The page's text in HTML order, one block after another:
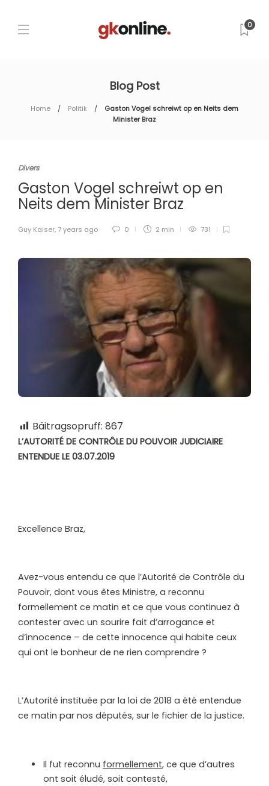
0
Blog Post
Home Politik
Gaston Vogel schreiwt op en Neits dem
Minister Braz
Divers
Gaston Vogel schreiwt op en
Neits dem Minister Braz
Guy Kaiser, 7 years ago 0 2 min 731
Bäitragsopruff: 867
L’AUTORITÉ DE CONTRÔLE DU POUVOIR JUDICIAIRE
ENTENDUE LE 03.07.2019
Excellence Braz,
Avez-vous entendu ce que l’Autorité de Contrôle du
Pouvoir, dont vous êtes Ministre, a reconnu
formellement ce matin et ce que vous continuez à
contester avec un sourire fait d’arrogance et
d’innocence – de cette innocence qui habite ceux
qui ont le bonheur de ne rien comprendre ?
L’Autorité instituée par la loi de 2018 a été entendue
ce matin par nos députés, sur le fichier de la justice.
Il fut reconnu formellement, ce que d’autres
ont soit éludé, soit contesté,